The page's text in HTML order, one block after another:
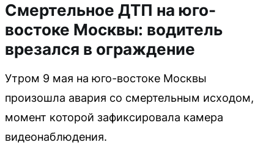
Смертельное ДТП на юго-
востоке Москвы: водитель
врезался в ограждение
Утром 9 мая на юго-востоке Москвы
произошла авария со смертельным исходом,
момент которой зафиксировала камера
видеонаблюдения.